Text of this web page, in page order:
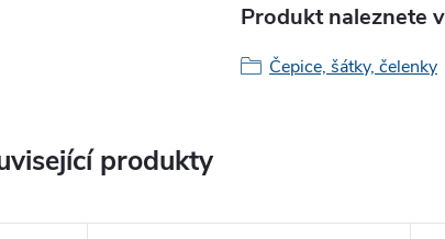
Produkt naleznete
Čepice, šátky, čelenky
produkty